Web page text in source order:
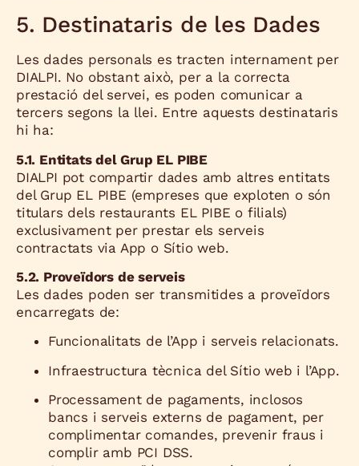
5. Destinataris de les Dades
Les dades personals es tracten internament per
DIALPI. No obstant això, per a la correcta
prestació del servei, es poden comunicar a
tercers segons la llei. Entre aquests destinataris
hi ha:
5.1. Entitats del Grup EL PIBE
DIALPI pot compartir dades amb altres entitats
del Grup EL PIBE (empreses que exploten o són
titulars dels restaurants EL PIBE o filials)
exclusivament per prestar els serveis
contractats via App o Sítio web.
5.2. Proveïdors de serveis
Les dades poden ser transmitides a proveïdors
encarregats de:
Funcionalitats de l’App i serveis relacionats.
Infraestructura tècnica del Sítio web i l’App.
Processament de pagaments, inclosos
bancs i serveis externs de pagament, per
complimentar comandes, prevenir fraus i
complir amb PCI DSS.